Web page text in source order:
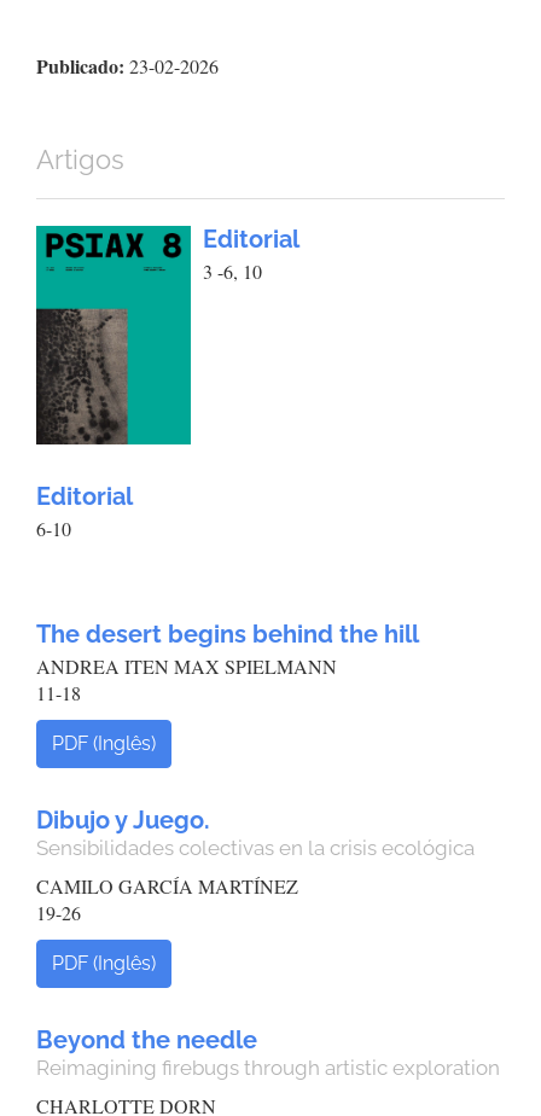
Publicado: 23-02-2026
Artigos
Editorial
3 -6, 10
Editorial
6-10
The desert begins behind the hill
ANDREA ITEN MAX SPIELMANN
11-18
PDF (Inglês)
Dibujo y Juego.
Sensibilidades colectivas en la crisis ecológica
CAMILO GARCÍA MARTÍNEZ
19-26
PDF (Inglês)
Beyond the needle
Reimagining firebugs through artistic exploration
CHARLOTTE DORN